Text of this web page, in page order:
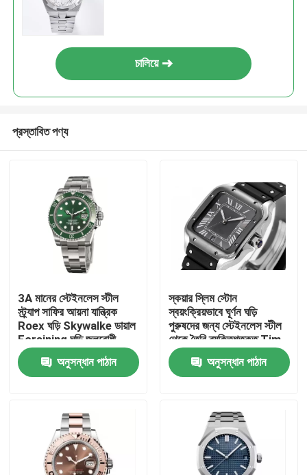
ভিডিও
চালিয়ে
প্রস্তাবিত পণ্য
3A মানের স্টেইনলেস স্টীল
স্ট্র্যাপ সাফির আয়না যান্ত্রিক
Roex ঘড়ি Skywalke ডায়াল
Forsining ঘড়ি জলরোধী
অনুসন্ধান পাঠান
স্কয়ার স্লিম স্টোন
স্বয়ংক্রিয়ভাবে ঘূর্ণন ঘড়ি
পুরুষদের জন্য স্টেইনলেস স্টীল
থেকে তৈরি ব্যক্তিগতকৃত Tim
অনুসন্ধান পাঠান